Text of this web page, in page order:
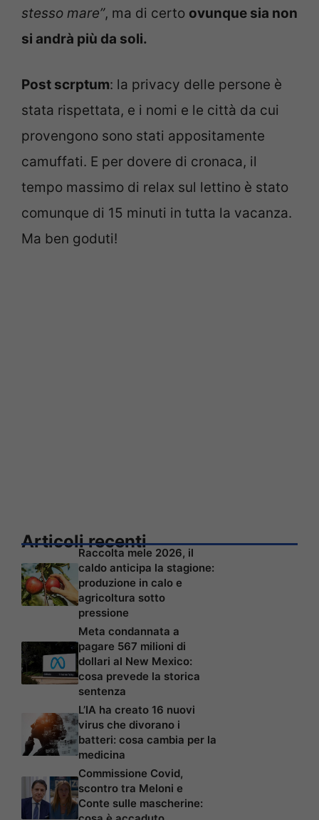
stesso mare”, ma di certo ovunque sia non
si andrà più da soli.
Post scrptum: la privacy delle persone è
stata rispettata, e i nomi e le città da cui
provengono sono stati appositamente
camuffati. E per dovere di cronaca, il
tempo massimo di relax sul lettino è stato
comunque di 15 minuti in tutta la vacanza.
Ma ben goduti!
Articoli recenti
Raccolta mele 2026, il
caldo anticipa la stagione:
produzione in calo e
agricoltura sotto
pressione
Meta condannata a
pagare 567 milioni di
dollari al New Mexico:
cosa prevede la storica
sentenza
L’IA ha creato 16 nuovi
virus che divorano i
batteri: cosa cambia per la
medicina
Commissione Covid,
scontro tra Meloni e
Conte sulle mascherine: